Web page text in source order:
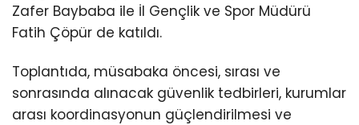
Zafer Baybaba ile İl Gençlik ve Spor Müdürü
Fatih Çöpür de katıldı.
Toplantıda, müsabaka öncesi, sırası ve
sonrasında alınacak güvenlik tedbirleri, kurumlar
arası koordinasyonun güçlendirilmesi ve